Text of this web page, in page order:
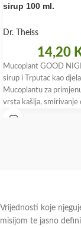
sirup 100 ml.
Dr. Theiss
14,20
Mucoplant GOOD
sirup i Trputac kao
Mucoplantu za
vrsta kašlja, smirivanje
Vrijednosti koje
misijom te jasno